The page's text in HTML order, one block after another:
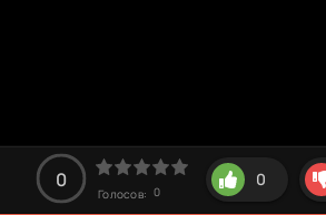
0
Голосов: 0
0